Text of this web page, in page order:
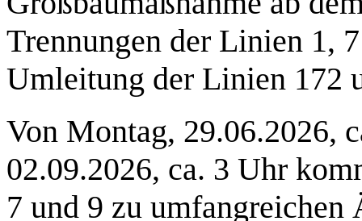
Trennungen der Linien 1,
Umleitung der Linien 172
Von Montag, 29.06.2026,
02.09.2026, ca. 3 Uhr
7 und 9 zu